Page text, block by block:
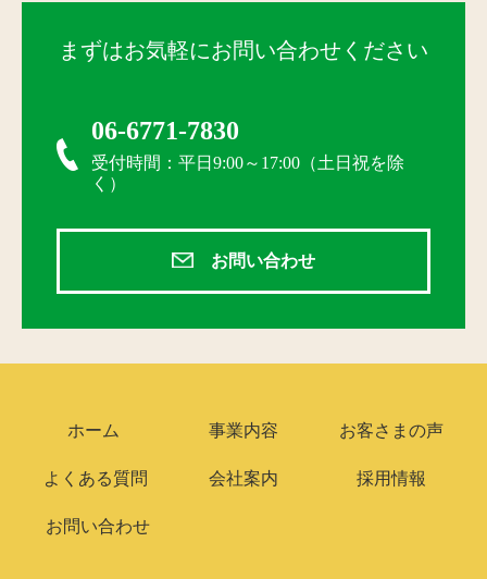
まずはお気軽にお問い合わせください
06-6771-7830
受付時間：平日9:00～17:00（土日祝を除
く）
お問い合わせ
ホーム 事業内容 お客さまの声
よくある質問 会社案内 採用情報
お問い合わせ